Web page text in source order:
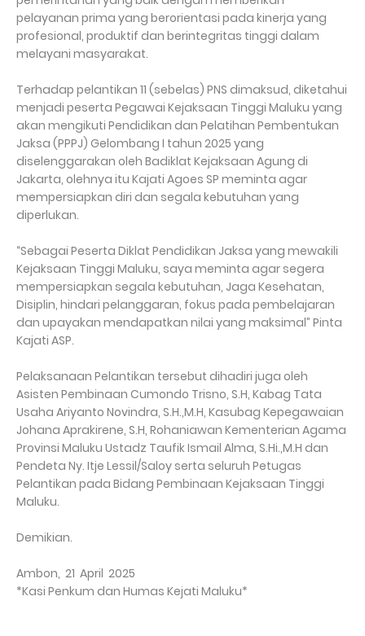
pelayanan prima yang berorientasi pada kinerja yang
profesional, produktif dan berintegritas tinggi dalam
melayani masyarakat.
Terhadap pelantikan 11 (sebelas) PNS dimaksud, diketahui
menjadi peserta Pegawai Kejaksaan Tinggi Maluku yang
akan mengikuti Pendidikan dan Pelatihan Pembentukan
Jaksa (PPPJ) Gelombang I tahun 2025 yang
diselenggarakan oleh Badiklat Kejaksaan Agung di
Jakarta, olehnya itu Kajati Agoes SP meminta agar
mempersiapkan diri dan segala kebutuhan yang
diperlukan.
“Sebagai Peserta Diklat Pendidikan Jaksa yang mewakili
Kejaksaan Tinggi Maluku, saya meminta agar segera
mempersiapkan segala kebutuhan, Jaga Kesehatan,
Disiplin, hindari pelanggaran, fokus pada pembelajaran
dan upayakan mendapatkan nilai yang maksimal” Pinta
Kajati ASP.
Pelaksanaan Pelantikan tersebut dihadiri juga oleh
Asisten Pembinaan Cumondo Trisno, S.H, Kabag Tata
Usaha Ariyanto Novindra, S.H.,M.H, Kasubag Kepegawaian
Johana Aprakirene, S.H, Rohaniawan Kementerian Agama
Provinsi Maluku Ustadz Taufik Ismail Alma, S.Hi.,M.H dan
Pendeta Ny. Itje Lessil/Saloy serta seluruh Petugas
Pelantikan pada Bidang Pembinaan Kejaksaan Tinggi
Maluku.
Demikian.
Ambon, 21 April 2025
*Kasi Penkum dan Humas Kejati Maluku*